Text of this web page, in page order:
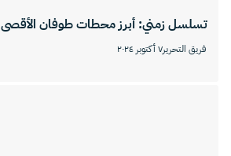
تسلسل زمني: أبرز محطات طوفان الأقصى
فريق التحرير٧ أكتوبر ٢٠٢٤